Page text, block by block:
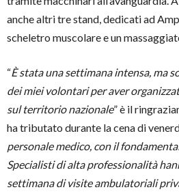
anche altri tre stand, dedicati ad
scheletro muscolare e un
“È stata una settimana intensa, ma
dei miei volontari per aver
sul territorio nazionale” è il
ha tributato durante la cena di
personale medico, con il
Specialisti di alta professionalità
settimana di visite ambulatoriali